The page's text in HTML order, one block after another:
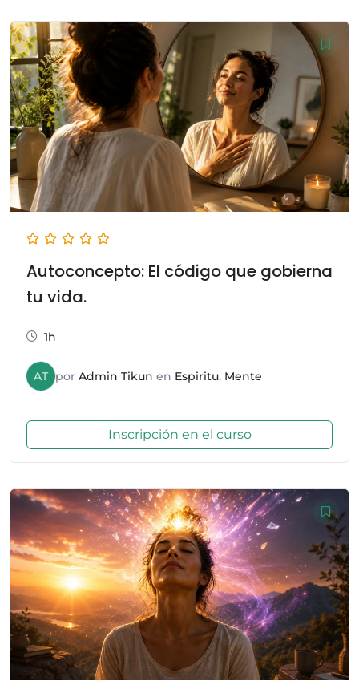
Autoconcepto: El código que gobierna
tu vida.
1h
AT por Admin Tikun en Espiritu, Mente
Inscripción en el curso